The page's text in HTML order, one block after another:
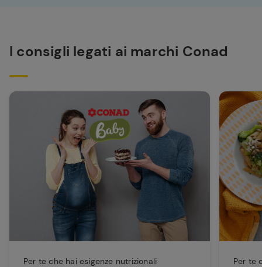
I consigli legati ai marchi Conad
Per te che hai esigenze nutrizionali
Per te